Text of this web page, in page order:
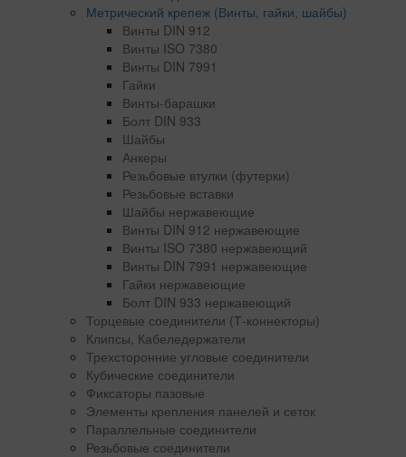
Метрический крепеж (Винты, гайки, шайбы)
Винты DIN 912
Винты ISO 7380
Винты DIN 7991
Гайки
Винты-барашки
Болт DIN 933
Шайбы
Анкеры
Резьбовые втулки (футерки)
Резьбовые вставки
Шайбы нержавеющие
Винты DIN 912 нержавеющие
Винты ISO 7380 нержавеющий
Винты DIN 7991 нержавеющие
Гайки нержавеющие
Болт DIN 933 нержавеющий
Торцевые соединители (Т-коннекторы)
Клипсы, Кабеледержатели
Трехсторонние угловые соединители
Кубические соединители
Фиксаторы пазовые
Элементы крепления панелей и сеток
Параллельные соединители
Резьбовые соединители